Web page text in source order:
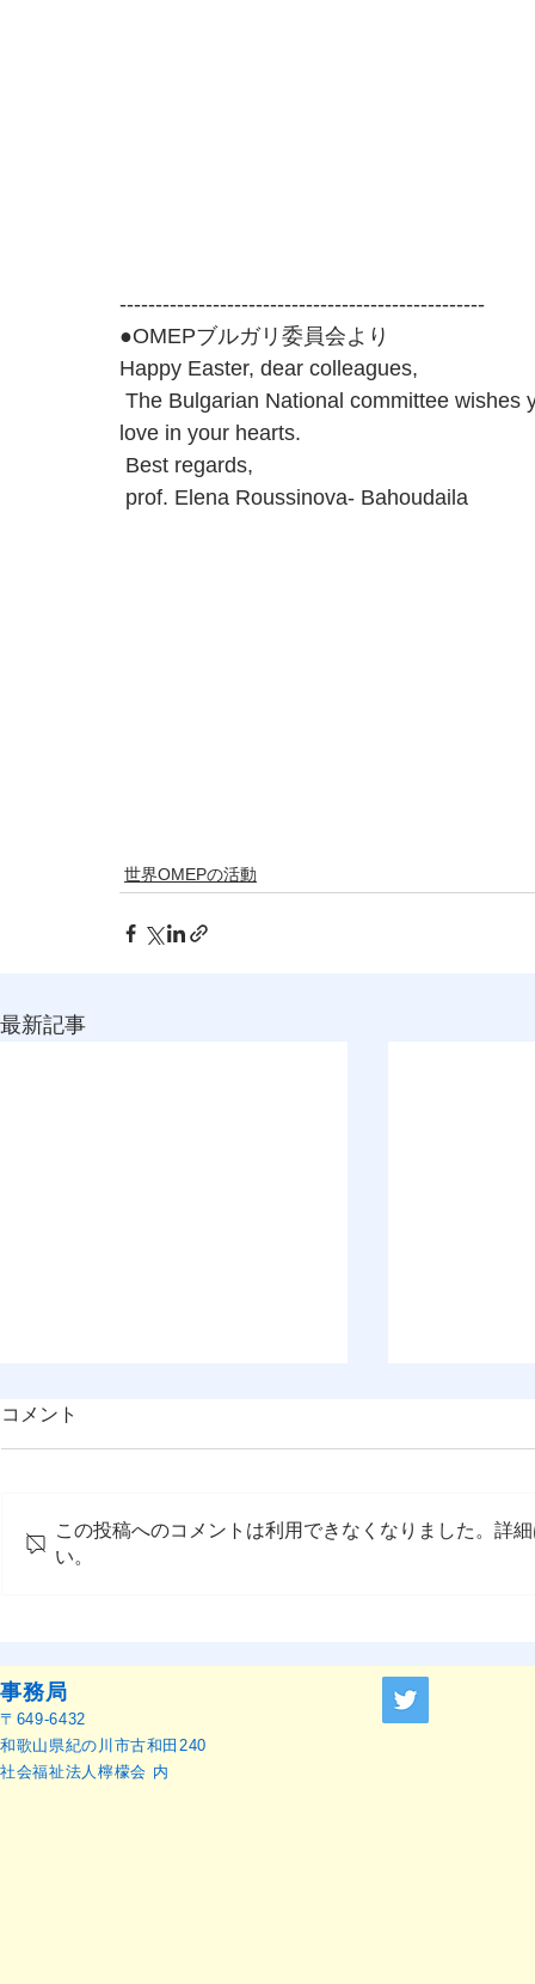
---------------------------------------------------
●OMEPブルガリ委員会より
Happy Easter, dear colleagues,
love in your hearts.
Best regards,
prof. Elena Roussinova- Bahoudaila
世界OMEPの活動
最新記事
コメント
この投稿へのコメントは利用できなくなりました。詳
い。
事務局
〒649-6432
和歌山県紀の川市古和田240
社会福祉法人檸檬会 内